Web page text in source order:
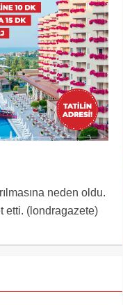
neden oldu.
etti. (londragazete)